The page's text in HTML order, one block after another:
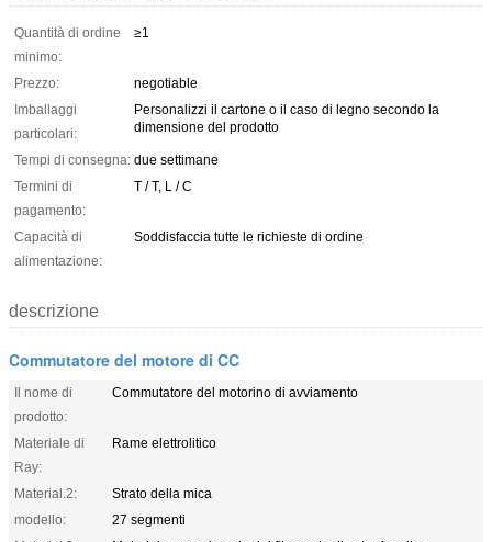
Quantità di ordine
minimo:
≥1
Prezzo:
negotiable
Imballaggi
particolari:
Personalizzi il cartone o il caso di legno secondo la
dimensione del prodotto
Tempi di consegna: due settimane
Termini di
pagamento:
T / T, L / C
Capacità di
alimentazione:
Soddisfaccia tutte le richieste di ordine
descrizione
Commutatore del motore di CC
Il nome di
prodotto:
Commutatore del motorino di avviamento
Materiale di
Ray:
Rame elettrolitico
Material.2:
Strato della mica
modello:
27 segmenti